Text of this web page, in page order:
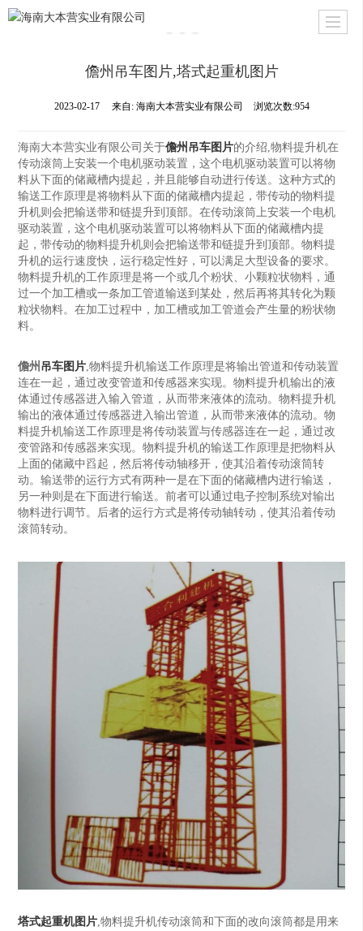
儋州吊车图片,塔式起重机图片
2023-02-17 来自: 海南大本营实业有限公司 浏览次数:954
海南大本营实业有限公司关于儋州吊车图片的介绍,物料提升机在
传动滚筒上安装一个电机驱动装置，这个电机驱动装置可以将物
料从下面的储藏槽内提起，并且能够自动进行传送。这种方式的
输送工作原理是将物料从下面的储藏槽内提起，带传动的物料提
升机则会把输送带和链提升到顶部。在传动滚筒上安装一个电机
驱动装置，这个电机驱动装置可以将物料从下面的储藏槽内提
起，带传动的物料提升机则会把输送带和链提升到顶部。物料提
升机的运行速度快，运行稳定性好，可以满足大型设备的要求。
物料提升机的工作原理是将一个或几个粉状、小颗粒状物料，通
过一个加工槽或一条加工管道输送到某处，然后再将其转化为颗
粒状物料。在加工过程中，加工槽或加工管道会产生量的粉状物
料。
儋州 吊车图片,物料提升机输送工作原理是将输出管道和传动装置
连在一起，通过改变管道和传感器来实现。物料提升机输出的液
体通过传感器进入输入管道，从而带来液体的流动。物料提升机
输出的液体通过传感器进入输出管道，从而带来液体的流动。物
料提升机输送工作原理是将传动装置与传感器连在一起，通过改
变管路和传感器来实现。物料提升机的输送工作原理是把物料从
上面的储藏中舀起，然后将传动轴移开，使其沿着传动滚筒转
动。输送带的运行方式有两种一是在下面的储藏槽内进行输送，
另一种则是在下面进行输送。前者可以通过电子控制系统对输出
物料进行调节。后者的运行方式是将传动轴转动，使其沿着传动
滚筒转动。
塔式起重机图片,物料提升机传动滚筒和下面的改向滚筒都是用来